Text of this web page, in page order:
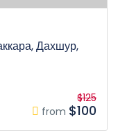
Дахшур,
from
$125
$100